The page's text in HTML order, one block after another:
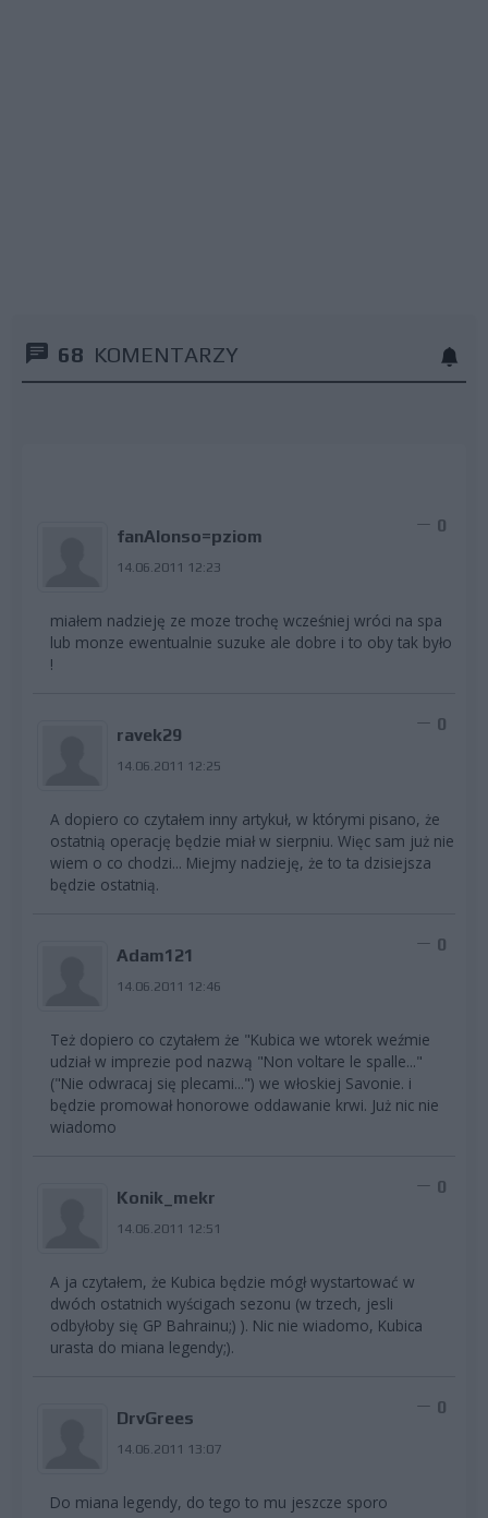
68 KOMENTARZY
fanAlonso=pziom
14.06.2011 12:23
0
miałem nadzieję ze moze trochę wcześniej wróci na spa
lub monze ewentualnie suzuke ale dobre i to oby tak było
!
ravek29
14.06.2011 12:25
0
A dopiero co czytałem inny artykuł, w którymi pisano, że
ostatnią operację będzie miał w sierpniu. Więc sam już nie
wiem o co chodzi... Miejmy nadzieję, że to ta dzisiejsza
będzie ostatnią.
Adam121
14.06.2011 12:46
0
Też dopiero co czytałem że "Kubica we wtorek weźmie
udział w imprezie pod nazwą "Non voltare le spalle..."
("Nie odwracaj się plecami...") we włoskiej Savonie. i
będzie promował honorowe oddawanie krwi. Już nic nie
wiadomo
Konik_mekr
14.06.2011 12:51
0
A ja czytałem, że Kubica będzie mógł wystartować w
dwóch ostatnich wyścigach sezonu (w trzech, jesli
odbyłoby się GP Bahrainu;) ). Nic nie wiadomo, Kubica
urasta do miana legendy;).
DrvGrees
14.06.2011 13:07
0
Do miana legendy, do tego to mu jeszcze sporo